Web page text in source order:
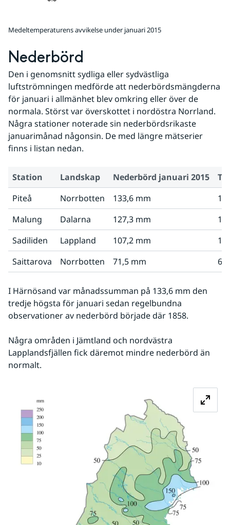
Medeltemperaturens avvikelse under januari 2015
Nederbörd
Den i genomsnitt sydliga eller sydvästliga
luftströmningen medförde att nederbördsmängderna
för januari i allmänhet blev omkring eller över de
normala. Störst var överskottet i nordöstra Norrland.
Några stationer noterade sin nederbördsrikaste
januarimånad någonsin. De med längre mätserier
finns i listan nedan.
Station Landskap Nederbörd januari 2015
Piteå
Norrbotten 133,6 mm
Malung
Dalarna 127,3 mm
Sadiliden
Lappland 107,2 mm
Saittarova
Norrbotten 71,5 mm
I Härnösand var månadssumman på 133,6 mm den
tredje högsta för januari sedan regelbundna
observationer av nederbörd började där 1858.
Några områden i Jämtland och nordvästra
Lapplandsfjällen fick däremot mindre nederbörd än
normalt.